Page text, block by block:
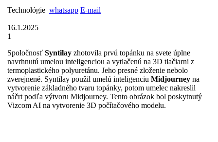
Technológie whatsapp E-mail
16.1.2025
1
Spoločnosť Syntilay zhotovila prvú topánku na svete úplne
navrhnutú umelou inteligenciou a vytlačenú na 3D tlačiarni z
termoplastického polyuretánu. Jeho presné zloženie nebolo
zverejnené. Syntilay použil umelú inteligenciu Midjourney na
vytvorenie základného tvaru topánky, potom umelec nakreslil
náčrt podľa výtvoru Midjourney. Tento obrázok bol poskytnutý
Vizcom AI na vytvorenie 3D počítačového modelu.